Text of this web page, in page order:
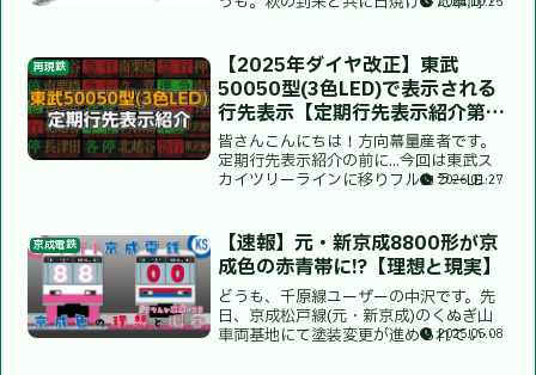
tanifulです。10月はもうこれでもかとプ
ラレールを買い...
再現鉄
【2025年ダイヤ改正】東武
50050型(3色LED)で表示される
行先表示【定期行先表示紹介第
47弾】
皆さんこんにちは！方向幕量産者です。
定期行先表示紹介の前に...今回は東武ス
カイツリーラインに移りフルカラーLED
を紹介します。ダイヤは2025年3月15日
改正...
2026.01.27
京成電鉄
【速報】元・新京成8800形が京
成色の赤青帯に!?【理想と現実】
どうも、千原線ユーザーの中沢です。先
日、京成松戸線(元・新京成)のくぬぎ山
車両基地にて塗装変更が進められていた
2025.05.08